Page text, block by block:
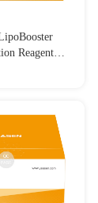
Reagent
剂